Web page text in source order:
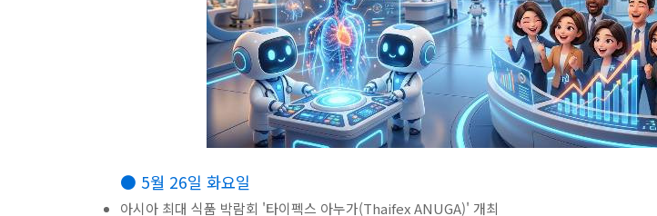
● 5월 26일 화요일
아시아 최대 식품 박람회 '타이펙스 아누가(Thaifex ANUGA)' 개최